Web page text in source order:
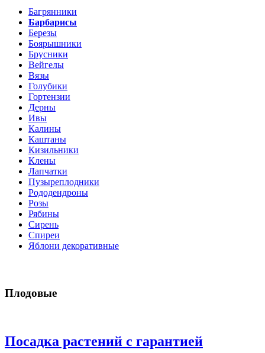
Багрянники
Барбарисы
Березы
Боярышники
Брусники
Вейгелы
Вязы
Голубики
Гортензии
Дерны
Ивы
Калины
Каштаны
Кизильники
Клены
Лапчатки
Пузыреплодники
Рододендроны
Розы
Рябины
Сирень
Спиреи
Яблони декоративные
Плодовые
Посадка растений с гарантией